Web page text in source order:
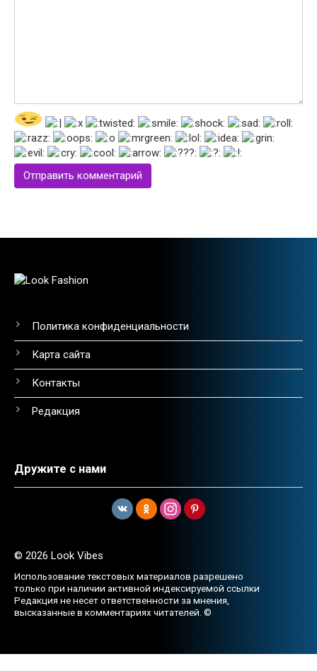
Политика конфиденциальности
Карта сайта
Контакты
Редакция
Дружите с нами
© 2026 Look Vibes
Использование текстовых материалов разрешено
только при наличии активной индексируемой ссылки
Редакция не несет ответственности за мнения,
высказанные в комментариях читателей. ©